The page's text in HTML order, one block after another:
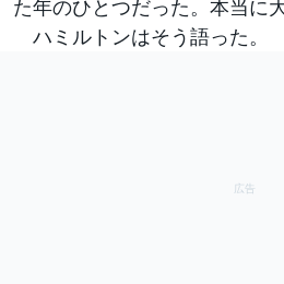
た年のひとつだった。本当に
ハミルトンはそう語った。